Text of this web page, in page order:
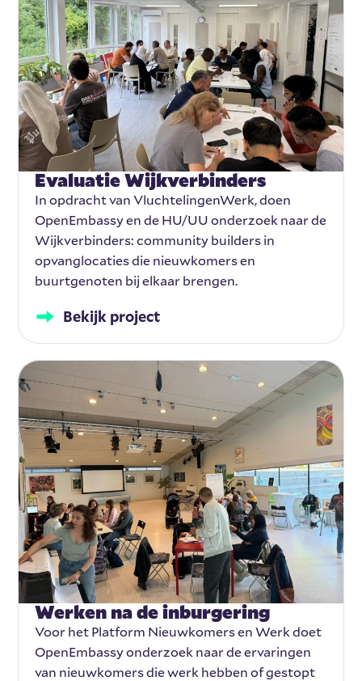
Evaluatie Wijkverbinders
In opdracht van VluchtelingenWerk, doen
OpenEmbassy en de HU/UU onderzoek naar de
Wijkverbinders: community builders in
opvanglocaties die nieuwkomers en
buurtgenoten bij elkaar brengen.
Bekijk project
Werken na de inburgering
Voor het Platform Nieuwkomers en Werk doet
OpenEmbassy onderzoek naar de ervaringen
van nieuwkomers die werk hebben of gestopt